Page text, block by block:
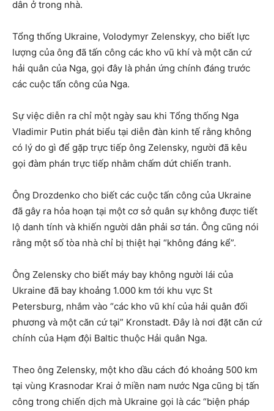
dân ở trong nhà.
Tổng thống Ukraine, Volodymyr Zelenskyy, cho biết lực
lượng của ông đã tấn công các kho vũ khí và một căn cứ
hải quân của Nga, gọi đây là phản ứng chính đáng trước
các cuộc tấn công của Nga.
Sự việc diễn ra chỉ một ngày sau khi Tổng thống Nga
Vladimir Putin phát biểu tại diễn đàn kinh tế rằng không
có lý do gì để gặp trực tiếp ông Zelensky, người đã kêu
gọi đàm phán trực tiếp nhằm chấm dứt chiến tranh.
Ông Drozdenko cho biết các cuộc tấn công của Ukraine
đã gây ra hỏa hoạn tại một cơ sở quân sự không được tiết
lộ danh tính và khiến người dân phải sơ tán. Ông cũng nói
rằng một số tòa nhà chỉ bị thiệt hại “không đáng kể”.
Ông Zelensky cho biết máy bay không người lái của
Ukraine đã bay khoảng 1.000 km tới khu vực St
Petersburg, nhắm vào “các kho vũ khí của hải quân đối
phương và một căn cứ tại” Kronstadt. Đây là nơi đặt căn cứ
chính của Hạm đội Baltic thuộc Hải quân Nga.
Theo ông Zelensky, một kho dầu cách đó khoảng 500 km
tại vùng Krasnodar Krai ở miền nam nước Nga cũng bị tấn
công trong chiến dịch mà Ukraine gọi là các “biện pháp